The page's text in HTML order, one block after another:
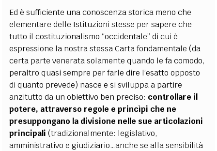
Ed è sufficiente una conoscenza storica meno che
elementare delle Istituzioni stesse per sapere che
tutto il costituzionalismo “occidentale” di cui è
espressione la nostra stessa Carta fondamentale (da
certa parte venerata solamente quando le fa comodo,
peraltro quasi sempre per farle dire l’esatto opposto
di quanto prevede) nasce e si sviluppa a partire
anzitutto da un obiettivo ben preciso: controllare il
potere, attraverso regole e princìpi che ne
presuppongano la divisione nelle sue articolazioni
principali (tradizionalmente: legislativo,
amministrativo e giudiziario…anche se alla sensibilità